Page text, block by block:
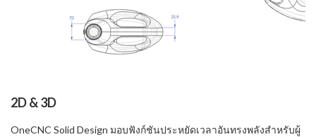
2D & 3D
OneCNC Solid Design มอบฟังก์ชันประหยัดเวลาอันทรงพลังสำหรับผู้